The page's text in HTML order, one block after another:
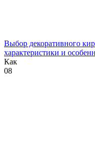
Выбор декоративного
характеристики и
Как
08